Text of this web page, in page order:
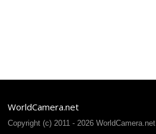
WorldCamera.net
Copyright (c) 2011 - 2026 WorldCamera.net